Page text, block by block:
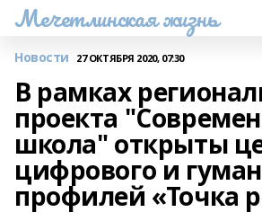
Мечетлинская жизнь
Новости 27 ОКТЯБРЯ 2020, 07:30
В рамках
проекта
школа" открыты
цифрового и
профилей «Точка